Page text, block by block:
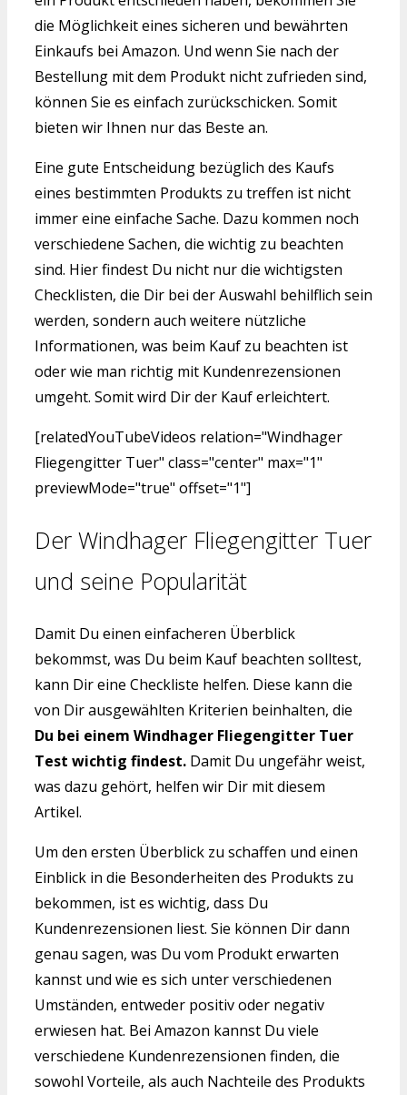
die Möglichkeit eines sicheren und bewährten
Einkaufs bei Amazon. Und wenn Sie nach der
Bestellung mit dem Produkt nicht zufrieden sind,
können Sie es einfach zurückschicken. Somit
bieten wir Ihnen nur das Beste an.
Eine gute Entscheidung bezüglich des Kaufs
eines bestimmten Produkts zu treffen ist nicht
immer eine einfache Sache. Dazu kommen noch
verschiedene Sachen, die wichtig zu beachten
sind. Hier findest Du nicht nur die wichtigsten
Checklisten, die Dir bei der Auswahl behilflich sein
werden, sondern auch weitere nützliche
Informationen, was beim Kauf zu beachten ist
oder wie man richtig mit Kundenrezensionen
umgeht. Somit wird Dir der Kauf erleichtert.
[relatedYouTubeVideos relation="Windhager
Fliegengitter Tuer" class="center" max="1"
previewMode="true" offset="1"]
Der Windhager Fliegengitter Tuer
und seine Popularität
Damit Du einen einfacheren Überblick
bekommst, was Du beim Kauf beachten solltest,
kann Dir eine Checkliste helfen. Diese kann die
von Dir ausgewählten Kriterien beinhalten, die
Du bei einem Windhager Fliegengitter Tuer
Test wichtig findest. Damit Du ungefähr weist,
was dazu gehört, helfen wir Dir mit diesem
Artikel.
Um den ersten Überblick zu schaffen und einen
Einblick in die Besonderheiten des Produkts zu
bekommen, ist es wichtig, dass Du
Kundenrezensionen liest. Sie können Dir dann
genau sagen, was Du vom Produkt erwarten
kannst und wie es sich unter verschiedenen
Umständen, entweder positiv oder negativ
erwiesen hat. Bei Amazon kannst Du viele
verschiedene Kundenrezensionen finden, die
sowohl Vorteile, als auch Nachteile des Produkts